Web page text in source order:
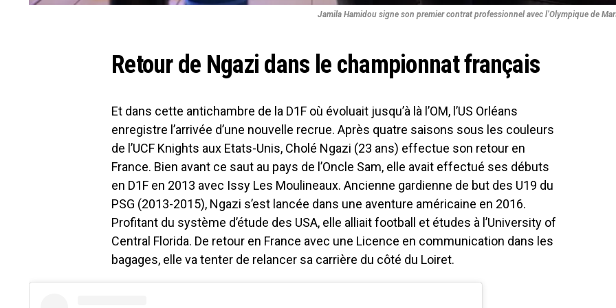
Jamila Hamidou signe son premier contrat professionnel avec l’Olympique de
Retour de Ngazi dans le championnat français
Et dans cette antichambre de la D1F où évoluait jusqu’à là l’OM, l’US Orléans
enregistre l’arrivée d’une nouvelle recrue. Après quatre saisons sous les couleurs
de l’UCF Knights aux Etats-Unis, Cholé Ngazi (23 ans) effectue son retour en
France. Bien avant ce saut au pays de l’Oncle Sam, elle avait effectué ses débuts
en D1F en 2013 avec Issy Les Moulineaux. Ancienne gardienne de but des U19 du
PSG (2013-2015), Ngazi s’est lancée dans une aventure américaine en 2016.
Profitant du système d’étude des USA, elle alliait football et études à l’University of
Central Florida. De retour en France avec une Licence en communication dans les
bagages, elle va tenter de relancer sa carrière du côté du Loiret.